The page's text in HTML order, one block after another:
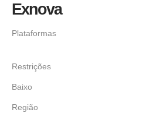
Exnova
Plataformas
Restrições
Baixo
Região